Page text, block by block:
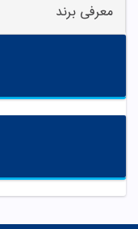
معرفی برند